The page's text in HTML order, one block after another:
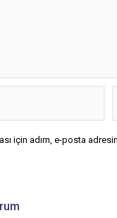
için adım, e-posta